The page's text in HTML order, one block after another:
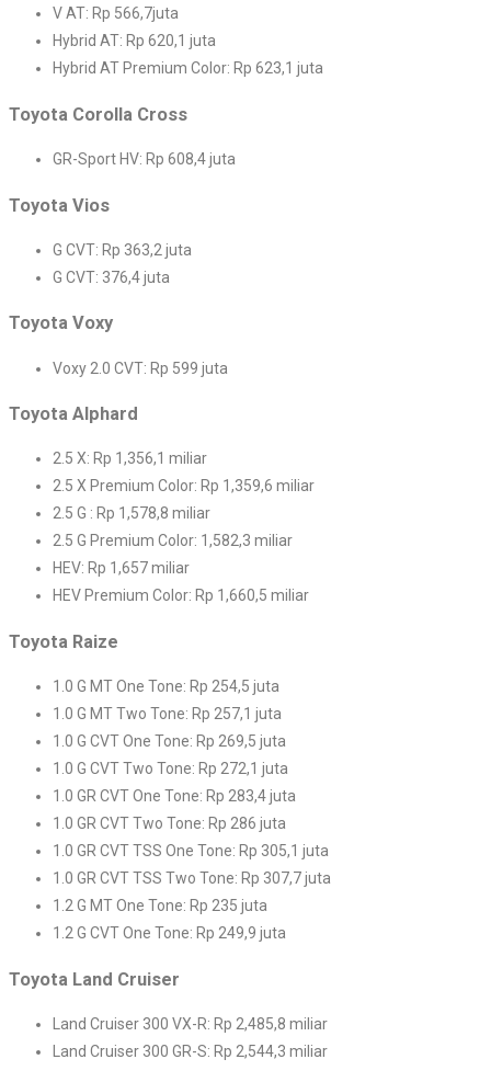
V AT: Rp 566,7juta
Hybrid AT: Rp 620,1 juta
Hybrid AT Premium Color: Rp 623,1 juta
Toyota Corolla Cross
GR-Sport HV: Rp 608,4 juta
Toyota Vios
G CVT: Rp 363,2 juta
G CVT: 376,4 juta
Toyota Voxy
Voxy 2.0 CVT: Rp 599 juta
Toyota Alphard
2.5 X: Rp 1,356,1 miliar
2.5 X Premium Color: Rp 1,359,6 miliar
2.5 G : Rp 1,578,8 miliar
2.5 G Premium Color: 1,582,3 miliar
HEV: Rp 1,657 miliar
HEV Premium Color: Rp 1,660,5 miliar
Toyota Raize
1.0 G MT One Tone: Rp 254,5 juta
1.0 G MT Two Tone: Rp 257,1 juta
1.0 G CVT One Tone: Rp 269,5 juta
1.0 G CVT Two Tone: Rp 272,1 juta
1.0 GR CVT One Tone: Rp 283,4 juta
1.0 GR CVT Two Tone: Rp 286 juta
1.0 GR CVT TSS One Tone: Rp 305,1 juta
1.0 GR CVT TSS Two Tone: Rp 307,7 juta
1.2 G MT One Tone: Rp 235 juta
1.2 G CVT One Tone: Rp 249,9 juta
Toyota Land Cruiser
Land Cruiser 300 VX-R: Rp 2,485,8 miliar
Land Cruiser 300 GR-S: Rp 2,544,3 miliar